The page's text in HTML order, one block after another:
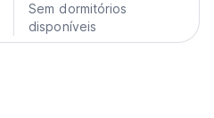
Sem dormitórios
disponíveis